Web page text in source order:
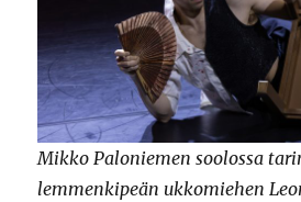
Mikko Paloniemen soolossa
lemmenkipeän ukkomiehen